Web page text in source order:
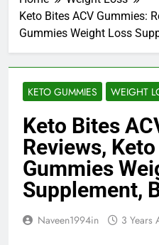
Keto Bites ACV Gummies:
Gummies Weight Loss
KETO GUMMIES WEIGHT
Keto Bites
Reviews,
Gummies
Supplement,
Naveen1994in 3 Years